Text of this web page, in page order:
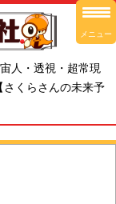
人・透視・超常現
くらさんの未来予
メニュー